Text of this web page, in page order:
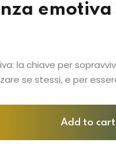
la chiave per
se stessi, e per
Add to cart